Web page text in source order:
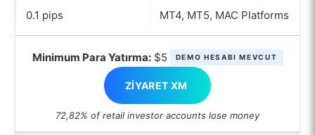
0.1 pips
MT4, MT5, MAC Platforms
Minimum Para Yatırma:$5 DEMO HESABI MEVCUT
ZIYARET XM
72,82% of retail investor accounts lose money